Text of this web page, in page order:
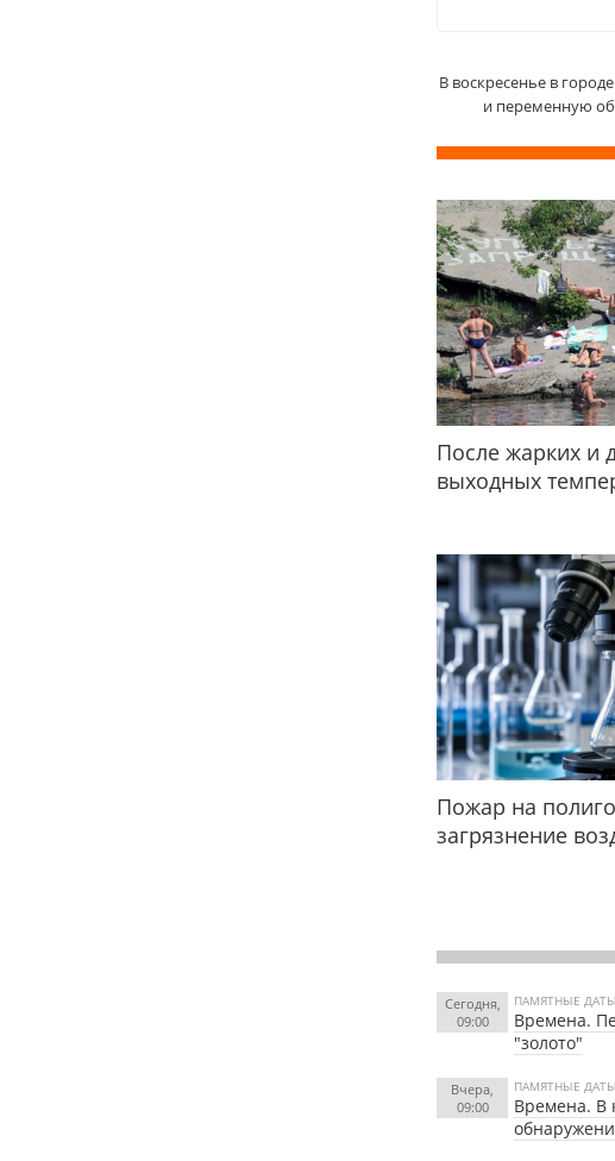
В воскресенье в
и переменную
После жарких и
выходных
Пожар на
загрязнение
Сегодня,
09:00
ПАМЯТНЫЕ ДАТЫ
Времена.
"золото"
Вчера,
09:00
ПАМЯТНЫЕ ДАТЫ
Времена. В